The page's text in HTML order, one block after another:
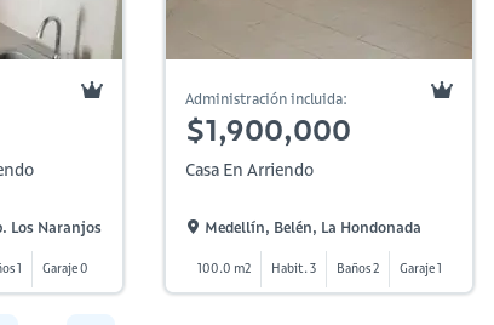
Los Naranjos
1 Garaje 0
Administración incluida:
$1,900,000
Casa En Arriendo
Medellín, Belén, La Hondonada
100.0 m2 Habit. 3 Baños 2 Garaje 1